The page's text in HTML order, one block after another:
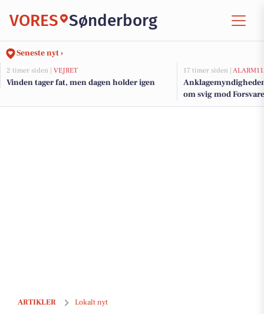
VORES Sønderborg
Seneste nyt ›
2 timer siden | VEJRET
Vinden tager fat, men dagen holder igen
17 timer siden |
om svig mod
Indkøbsstyrelse
ARTIKLER Lokalt nyt
Sønderborg Kommune sætter gang i ny handleplan for børn, unge